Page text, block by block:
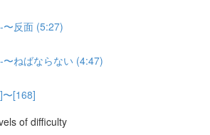
反面 (5:27)
ねばならない (4:47)
[168]
of difficulty